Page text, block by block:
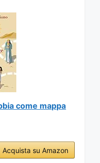
come mappa
Acquista su Amazon